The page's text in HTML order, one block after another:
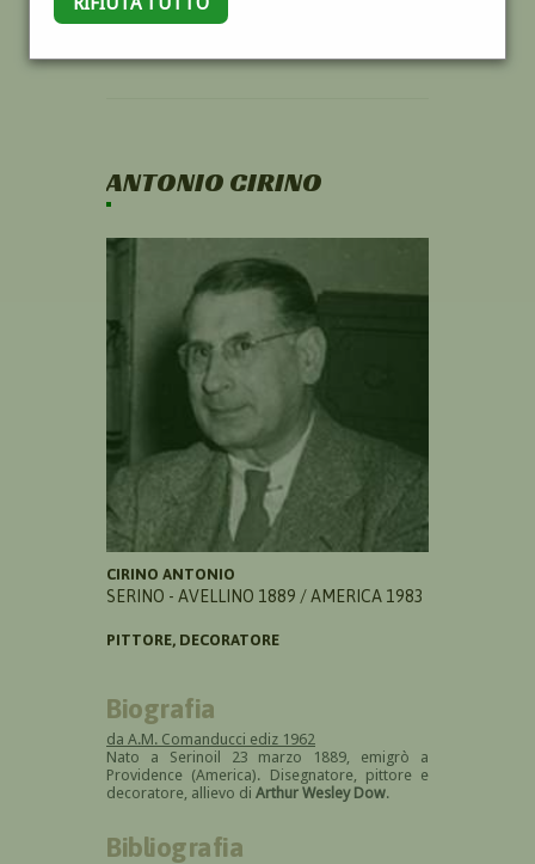
ANTONIO CIRINO
CIRINO ANTONIO
SERINO - AVELLINO 1889 / AMERICA 1983
PITTORE, DECORATORE
Biografia
da A.M. Comanducci ediz 1962
Nato a Serinoil 23 marzo 1889, emigrò a
Providence (America). Disegnatore, pittore e
decoratore, allievo di Arthur Wesley Dow.
Bibliografia